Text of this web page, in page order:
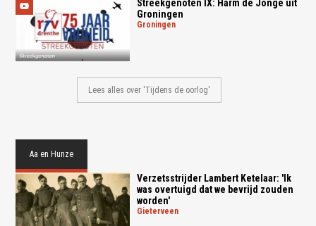
Streekgenoten IX: Harm de Jonge uit
Groningen
groningen
Lees alles over 'Tijdens de oorlog'
Aa en Hunze
Verzetsstrijder Lambert Ketelaar: 'Ik
was overtuigd dat we bevrijd zouden
worden'
gieterveen